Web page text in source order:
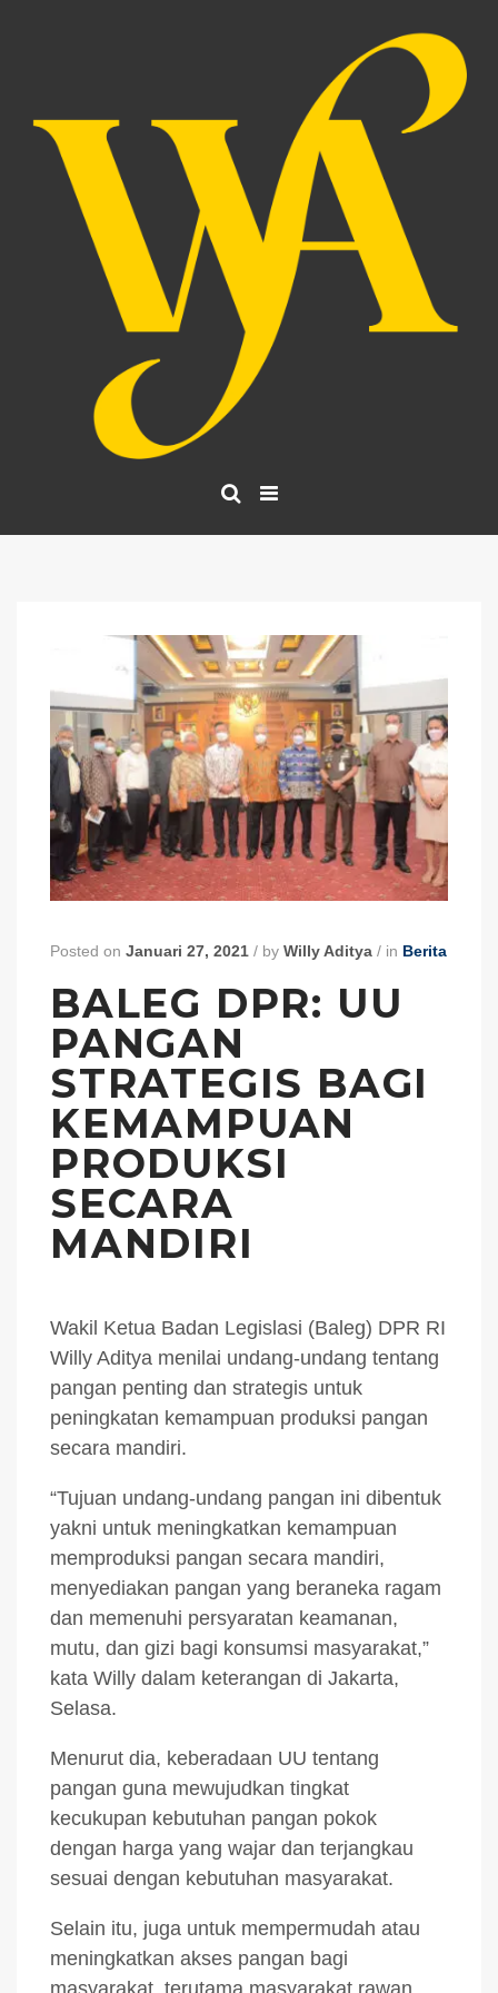
Posted on Januari 27, 2021 / by Willy Aditya / in Berita
BALEG DPR: UU
PANGAN
STRATEGIS BAGI
KEMAMPUAN
PRODUKSI
SECARA
MANDIRI
Wakil Ketua Badan Legislasi (Baleg) DPR RI
Willy Aditya menilai undang-undang tentang
pangan penting dan strategis untuk
peningkatan kemampuan produksi pangan
secara mandiri.
“Tujuan undang-undang pangan ini dibentuk
yakni untuk meningkatkan kemampuan
memproduksi pangan secara mandiri,
menyediakan pangan yang beraneka ragam
dan memenuhi persyaratan keamanan,
mutu, dan gizi bagi konsumsi masyarakat,”
kata Willy dalam keterangan di Jakarta,
Selasa.
Menurut dia, keberadaan UU tentang
pangan guna mewujudkan tingkat
kecukupan kebutuhan pangan pokok
dengan harga yang wajar dan terjangkau
sesuai dengan kebutuhan masyarakat.
Selain itu, juga untuk mempermudah atau
meningkatkan akses pangan bagi
masyarakat, terutama masyarakat rawan